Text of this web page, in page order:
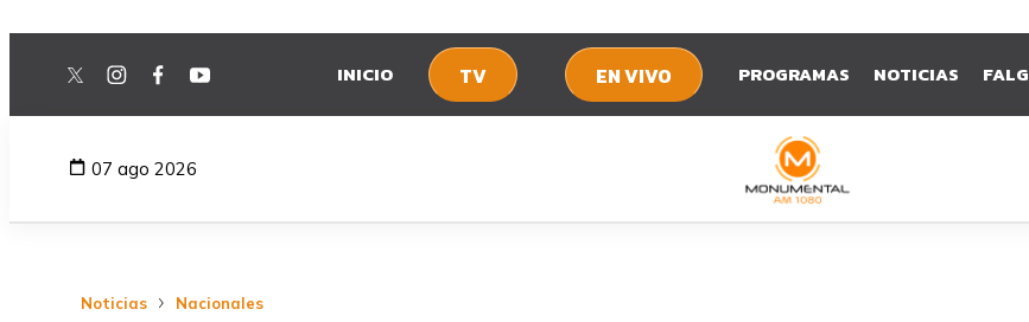
twitterinstagram
facebookyoutube INICIO TV EN VIVO PROGRAMAS NOTICIAS FALG
07 ago 2026
Noticias Nacionales